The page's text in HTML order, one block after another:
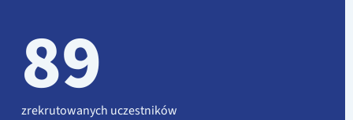
89
zrekrutowanych uczestników